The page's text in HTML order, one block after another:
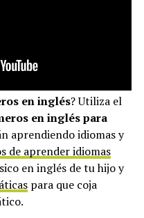
en inglés? Utiliza el
en inglés para
aprendiendo idiomas y
de aprender idiomas
en inglés de tu hijo y
para que coja